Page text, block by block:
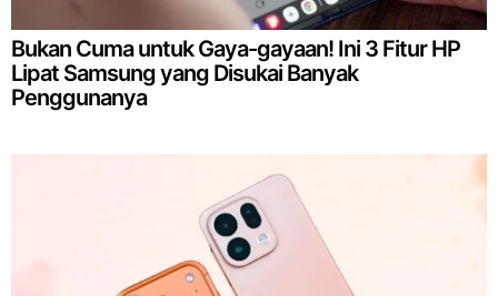
Bukan Cuma untuk Gaya-gayaan! Ini 3 Fitur HP
Lipat Samsung yang Disukai Banyak
Penggunanya